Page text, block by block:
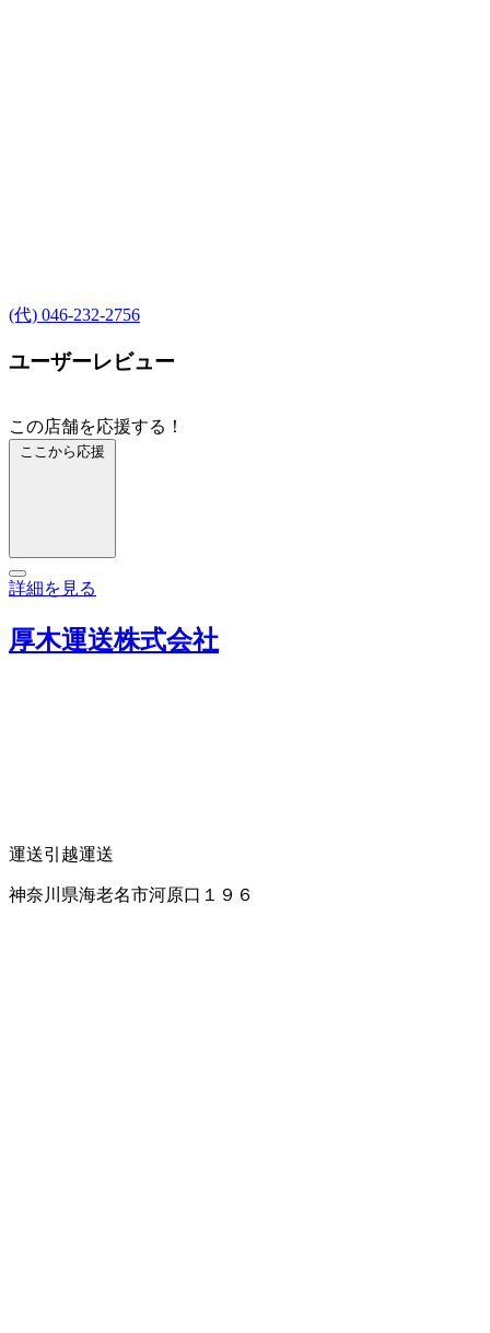
(代) 046-232-2756
ユーザーレビュー
この店舗を応援する！
ここから応援
詳細を見る
厚木運送株式会社
運送引越運送
神奈川県海老名市河原口１９６